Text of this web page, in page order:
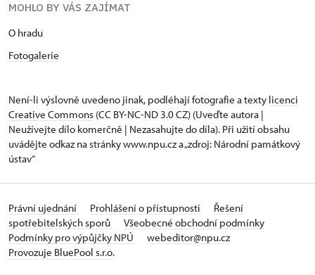
MOHLO BY VÁS ZAJÍMAT
O hradu
Fotogalerie
Není-li výslovně uvedeno jinak, podléhají fotografie a texty licenci
Creative Commons (CC BY-NC-ND 3.0 CZ) (Uveďte autora |
Neužívejte dílo komerčně | Nezasahujte do díla). Při užití obsahu
uvádějte odkaz na stránky www.npu.cz a „zdroj: Národní památkový
ústav“
Právní ujednání Prohlášení o přístupnosti
Řešení
spotřebitelských sporů
Všeobecné obchodní podmínky
Podmínky pro výpůjčky NPÚ
webeditor@npu.cz
Provozuje BluePool s.r.o.